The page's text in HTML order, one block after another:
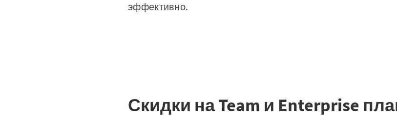
эффективно.
Скидки на Team и Enterprise